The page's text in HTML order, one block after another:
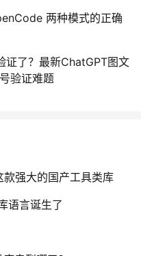
两种模式的正确
证了？最新ChatGPT图文
验证难题
强大的国产工具类库
语言诞生了